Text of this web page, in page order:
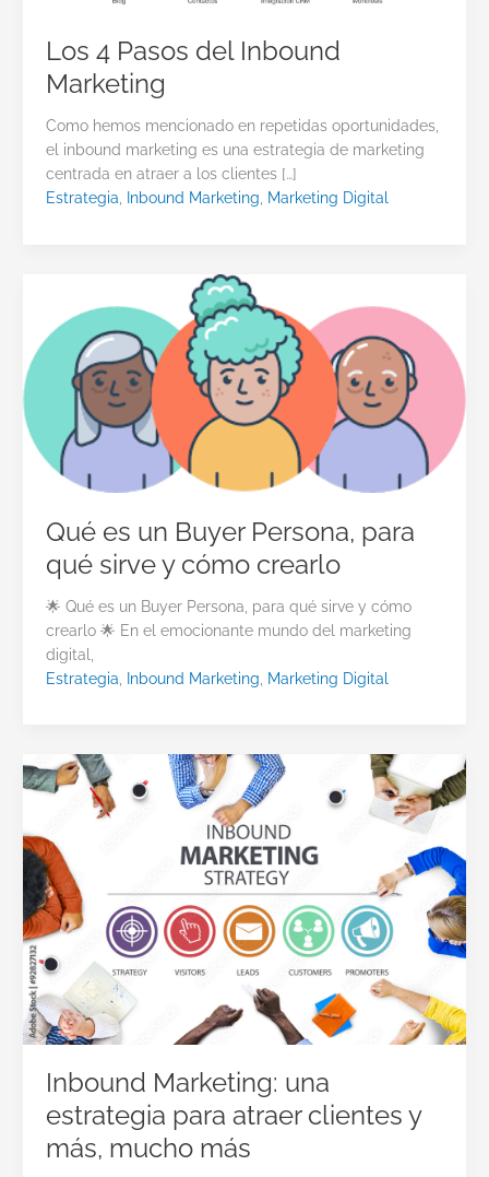
Los 4 Pasos del Inbound
Marketing
Como hemos mencionado en repetidas oportunidades,
el inbound marketing es una estrategia de marketing
centrada en atraer a los clientes […]
Estrategia
Inbound Marketing Marketing Digital
Qué es un Buyer Persona, para
qué sirve y cómo crearlo
🌟 Qué es un Buyer Persona, para qué sirve y cómo
crearlo 🌟 En el emocionante mundo del marketing
digital,
Estrategia
Inbound Marketing Marketing Digital
Inbound Marketing: una
estrategia para atraer clientes y
más, mucho más